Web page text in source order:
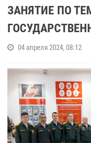
ЗАНЯТИЕ ПО
04 апреля 2024, 08:12